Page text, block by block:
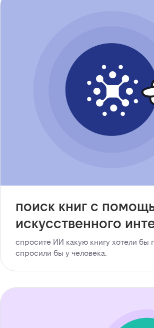
поиск книг с
искусственного
спросите ИИ какую книгу хотели бы
спросили бы у человека.